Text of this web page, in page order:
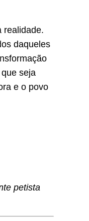
realidade.
daqueles
seja
e o povo
petista